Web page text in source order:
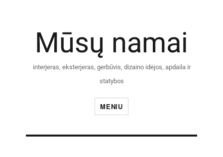
Mūsų namai
interjeras, eksterjeras, gerbūvis, dizaino idėjos, apdaila ir
statybos
MENIU